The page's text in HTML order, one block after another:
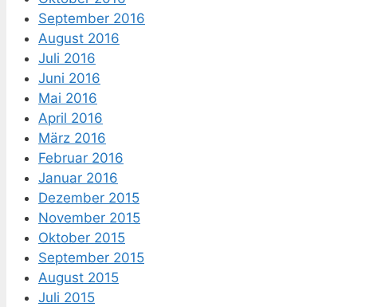
September 2016
August 2016
Juli 2016
Juni 2016
Mai 2016
April 2016
März 2016
Februar 2016
Januar 2016
Dezember 2015
November 2015
Oktober 2015
September 2015
August 2015
Juli 2015